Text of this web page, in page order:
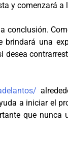
y comenzará a
conclusión.
una
a iniciar el
que nunca